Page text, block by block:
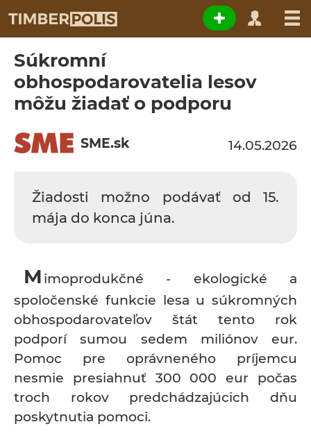
Súkromní
obhospodarovatelia lesov
môžu žiadať o podporu
SME.sk 14.05.2026
Žiadosti možno podávať od 15.
mája do konca júna.
M imoprodukčné - ekologické a
spoločenské funkcie lesa u súkromných
obhospodarovateľov štát tento rok
podporí sumou sedem miliónov eur.
Pomoc pre oprávneného príjemcu
nesmie presiahnuť 300 000 eur počas
troch rokov predchádzajúcich dňu
poskytnutia pomoci.